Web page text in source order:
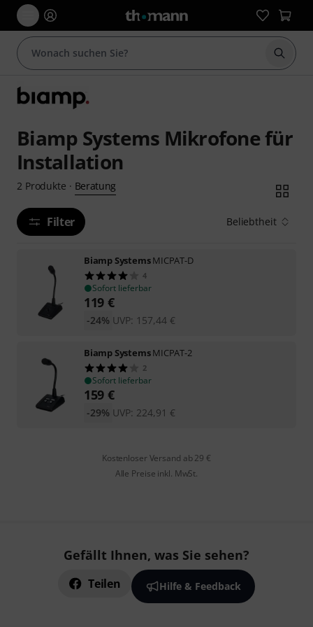
Suche
Biamp Systems Mikrofone für
Installation
2 Produkte · Beratung
Filter Beliebtheit
Biamp SystemsMICPAT-D
4
Sofort lieferbar
119 €
UVP: 157,44 €
-24%
Biamp SystemsMICPAT-2
2
Sofort lieferbar
159 €
UVP: 224,91 €
-29%
Kostenloser Versand ab 29 €
Alle Preise inkl. MwSt.
Gefällt Ihnen, was Sie sehen?
Teilen Hilfe & Feedback